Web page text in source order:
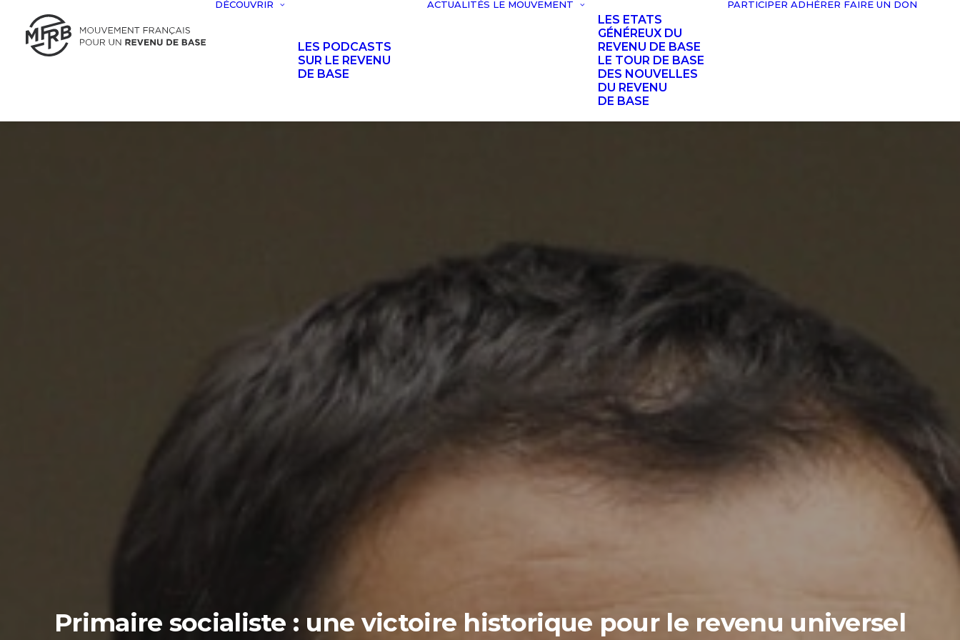
DÉCOUVRIR
LES PODCASTS
SUR LE REVENU
DE BASE
ACTUALITÉS LE MOUVEMENT
LES ETATS
GÉNÉREUX DU
REVENU DE BASE
LE TOUR DE BASE
DES NOUVELLES
DU REVENU
DE BASE
PARTICIPER ADHÉRER FAIRE UN DON
Primaire socialiste : une victoire historique pour le revenu universel